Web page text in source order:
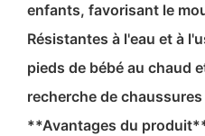
enfants, favorisant le
Résistantes à l'eau et à
pieds de bébé au chaud
recherche de
**Avantages du